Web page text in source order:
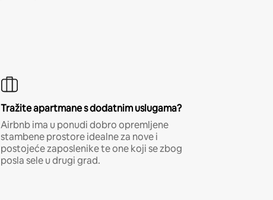
Tražite apartmane s dodatnim uslugama?
Airbnb ima u ponudi dobro opremljene
stambene prostore idealne za nove i
postojeće zaposlenike te one koji se zbog
posla sele u drugi grad.